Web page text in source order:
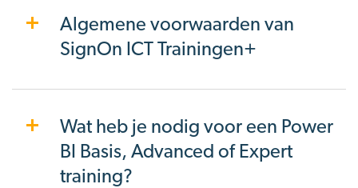
Algemene voorwaarden van
SignOn ICT Trainingen+
Wat heb je nodig voor een Power
BI Basis, Advanced of Expert
training?